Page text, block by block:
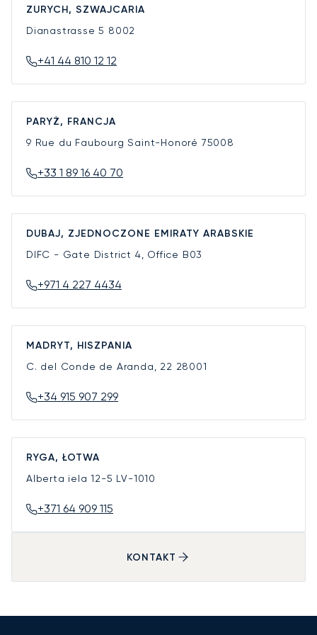
ZURYCH, SZWAJCARIA
Dianastrasse 5 8002
+41 44 810 12 12
PARYŻ, FRANCJA
9 Rue du Faubourg Saint-Honoré 75008
+33 1 89 16 40 70
DUBAJ, ZJEDNOCZONE EMIRATY ARABSKIE
DIFC - Gate District 4, Office B03
+971 4 227 4434
MADRYT, HISZPANIA
C. del Conde de Aranda, 22 28001
+34 915 907 299
RYGA, ŁOTWA
Alberta iela 12-5 LV-1010
+371 64 909 115
KONTAKT